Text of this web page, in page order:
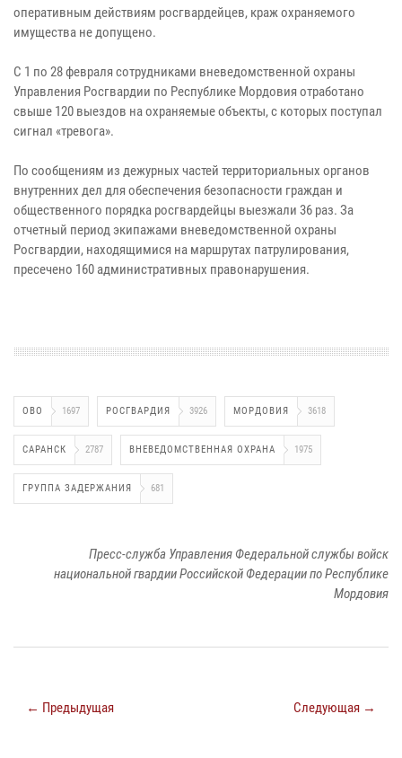
оперативным действиям росгвардейцев, краж охраняемого
имущества не допущено.
С 1 по 28 февраля сотрудниками вневедомственной охраны
Управления Росгвардии по Республике Мордовия отработано
свыше 120 выездов на охраняемые объекты, с которых поступал
сигнал «тревога».
По сообщениям из дежурных частей территориальных органов
внутренних дел для обеспечения безопасности граждан и
общественного порядка росгвардейцы выезжали 36 раз. За
отчетный период экипажами вневедомственной охраны
Росгвардии, находящимися на маршрутах патрулирования,
пресечено 160 административных правонарушения.
ОВО 1697 РОСГВАРДИЯ 3926 МОРДОВИЯ 3618
САРАНСК 2787 ВНЕВЕДОМСТВЕННАЯ ОХРАНА 1975
ГРУППА ЗАДЕРЖАНИЯ 681
Пресс-служба Управления Федеральной службы войск
национальной гвардии Российской Федерации по Республике
Мордовия
← Предыдущая Следующая →